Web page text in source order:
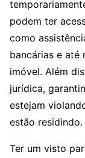
podem ter
como
bancárias e até
imóvel. Além
jurídica,
estejam
estão residindo.
Ter um visto